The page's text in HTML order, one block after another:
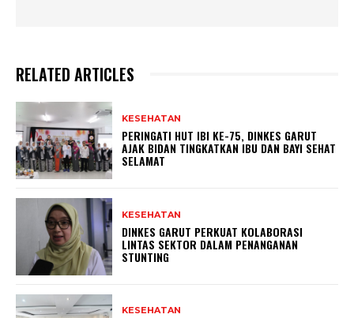
RELATED ARTICLES
KESEHATAN
PERINGATI HUT IBI KE-75, DINKES GARUT
AJAK BIDAN TINGKATKAN IBU DAN BAYI SEHAT
SELAMAT
KESEHATAN
DINKES GARUT PERKUAT KOLABORASI
LINTAS SEKTOR DALAM PENANGANAN
STUNTING
KESEHATAN